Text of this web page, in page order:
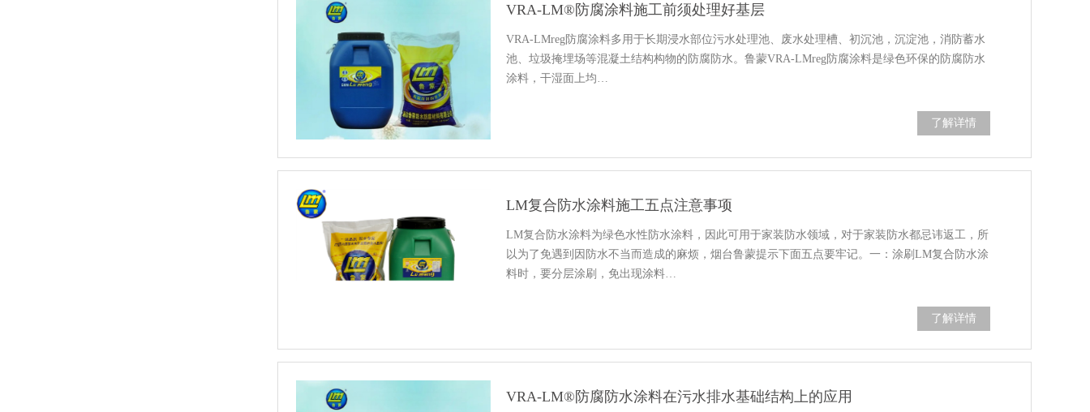
VRA-LM®防腐涂料施工前须处理好基层
VRA-LMreg防腐涂料多用于长期浸水部位污水处理池、废水处理槽、初沉池，沉淀池，消防蓄水
池、垃圾掩埋场等混凝土结构构物的防腐防水。鲁蒙VRA-LMreg防腐涂料是绿色环保的防腐防水
涂料，干湿面上均…
了解详情
LM复合防水涂料施工五点注意事项
LM复合防水涂料为绿色水性防水涂料，因此可用于家装防水领域，对于家装防水都忌讳返工，所
以为了免遇到因防水不当而造成的麻烦，烟台鲁蒙提示下面五点要牢记。一：涂刷LM复合防水涂
料时，要分层涂刷，免出现涂料…
了解详情
VRA-LM®防腐防水涂料在污水排水基础结构上的应用